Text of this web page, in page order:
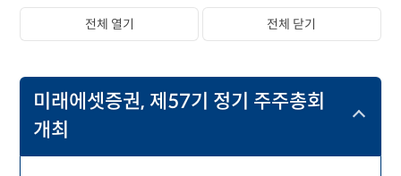
전체 열기 전체 닫기
미래에셋증권, 제57기 정기 주주총회
개최